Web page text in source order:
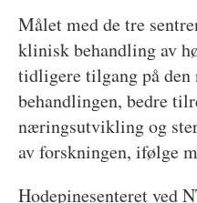
Målet med de tre
klinisk behandling av
tidligere tilgang på den
behandlingen, bedre
næringsutvikling og
av forskningen, ifølge
Hodepinesenteret ved